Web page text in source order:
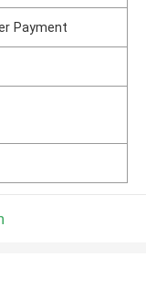
Payment